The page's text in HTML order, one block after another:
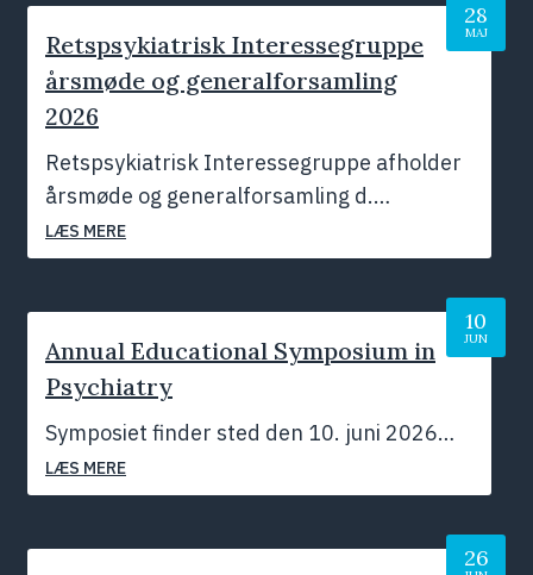
28
MAJ
Retspsykiatrisk Interessegruppe
årsmøde og generalforsamling
2026
Retspsykiatrisk Interessegruppe afholder
årsmøde og generalforsamling d.…
LÆS MERE
Juni 2026
10
JUN
Annual Educational Symposium in
Psychiatry
Symposiet finder sted den 10. juni 2026…
LÆS MERE
26